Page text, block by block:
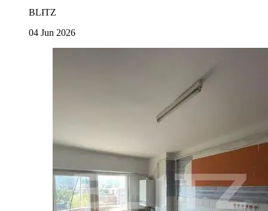
BLITZ
04 Jun 2026